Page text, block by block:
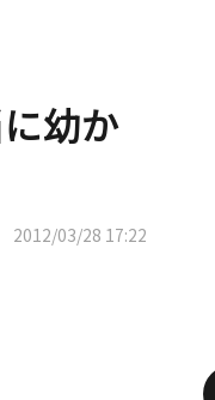
幼か
2012/03/28 17:22